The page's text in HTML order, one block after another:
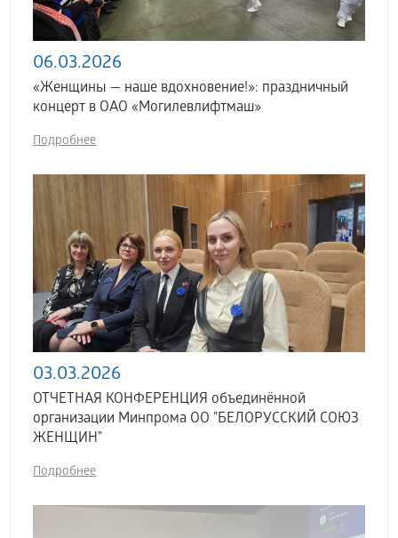
06.03.2026
«Женщины — наше вдохновение!»: праздничный
концерт в ОАО «Могилевлифтмаш»
Подробнее
03.03.2026
ОТЧЕТНАЯ КОНФЕРЕНЦИЯ объединённой
организации Минпрома ОО "БЕЛОРУССКИЙ СОЮЗ
ЖЕНЩИН"
Подробнее